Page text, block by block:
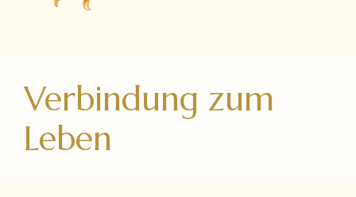
Verbindung zum
Leben